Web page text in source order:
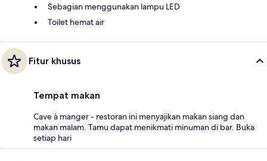
Sebagian menggunakan lampu LED
Toilet hemat air
Fitur khusus
Tempat makan
Cave à manger - restoran ini menyajikan makan siang dan
makan malam. Tamu dapat menikmati minuman di bar. Buka
setiap hari